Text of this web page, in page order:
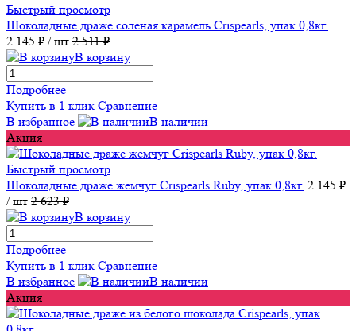
Быстрый просмотр
Шоколадные драже соленая карамель Crispearls, упак 0,8кг.
2 145 ₽ / шт 2 511 ₽
В корзину
Подробнее
Купить в 1 клик Сравнение
В избранное
В наличии
Акция
Быстрый просмотр
Шоколадные драже жемчуг Crispearls Ruby, упак 0,8кг. 2 145 ₽
/ шт 2 623 ₽
В корзину
Подробнее
Купить в 1 клик Сравнение
В избранное
В наличии
Акция